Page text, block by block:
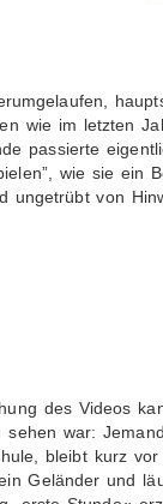
wie im letzten
passierte
wie sie ein
ungetrübt von
des Videos
sehen war:
bleibt kurz vor
Geländer und